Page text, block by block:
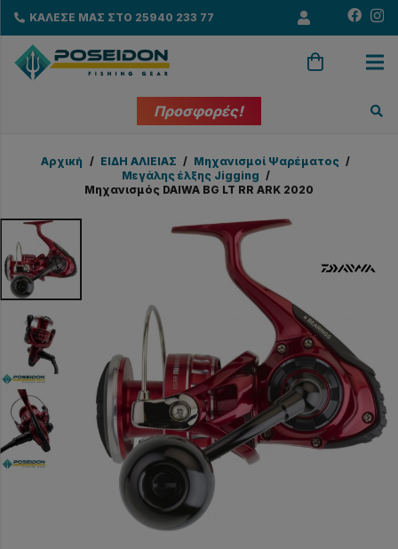
ΚΑΛΕΣΕ ΜΑΣ ΣΤΟ 25940 233 77
Προσφορές!
Αρχική / EΙΔΗ ΑΛΙΕΙΑΣ / Μηχανισμοί Ψαρέματος /
Μεγάλης έλξης Jigging /
Μηχανισμός DAIWA BG LT RR ARK 2020